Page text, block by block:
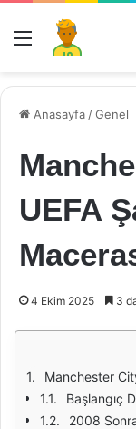
Menü
Anasayfa /Genel
UEFA
4 Ekim 2025 3
Manchester
Başlangıç
2008